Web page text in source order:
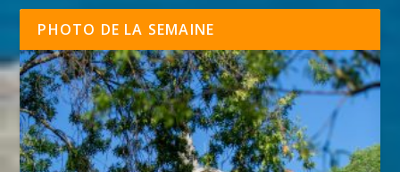
PHOTO DE LA SEMAINE